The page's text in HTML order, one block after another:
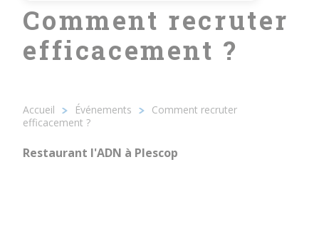
Comment recruter
efficacement ?
Restaurant l'ADN à Plescop
Fil
Accueil Événements
Comment recruter
efficacement ?
Restaurant l'ADN à Plescop